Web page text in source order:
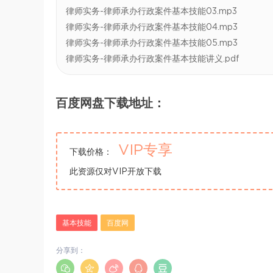
律师实务-律师承办行政案件基本技能03.mp3
律师实务-律师承办行政案件基本技能04.mp3
律师实务-律师承办行政案件基本技能05.mp3
律师实务-律师承办行政案件基本技能讲义.pdf
百度网盘下载地址：
下载价格： VIP专享
此资源仅对VIP开放下载
基本技能 百度网
分享到：